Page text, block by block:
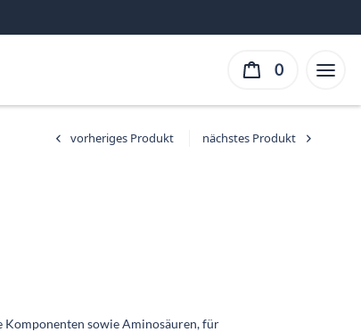
0
sowie Aminosäuren, für